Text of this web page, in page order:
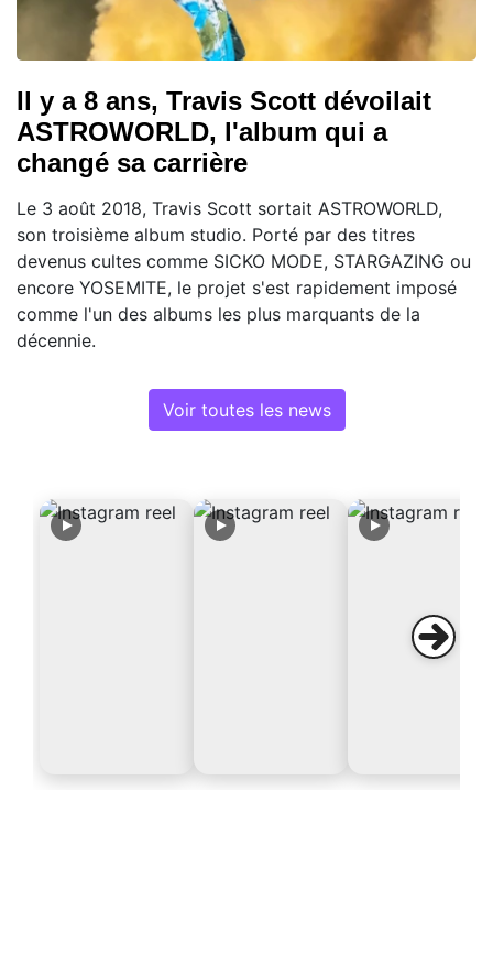
Il y a 8 ans, Travis Scott dévoilait
ASTROWORLD, l'album qui a
changé sa carrière
Le 3 août 2018, Travis Scott sortait ASTROWORLD,
son troisième album studio. Porté par des titres
devenus cultes comme SICKO MODE, STARGAZING ou
encore YOSEMITE, le projet s'est rapidement imposé
comme l'un des albums les plus marquants de la
décennie.
Voir toutes les news